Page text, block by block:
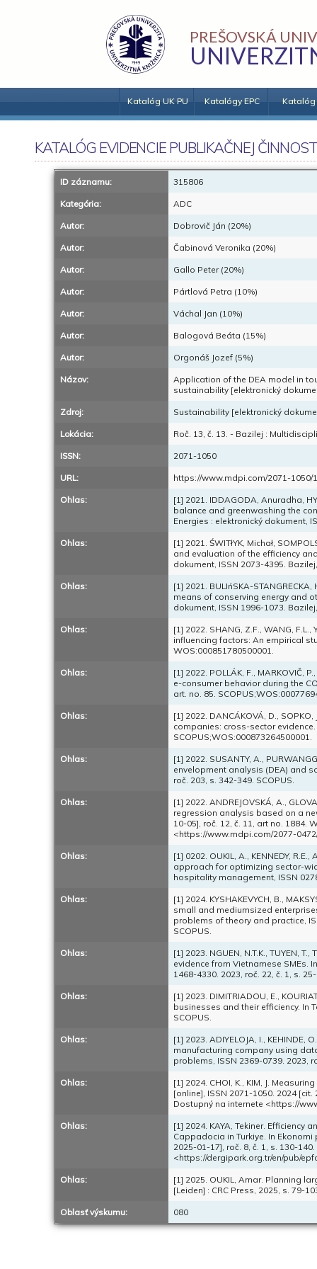
PREŠOVSKÁ
Katalóg UK PU Katalógy EPC Katalóg
KATALÓG EVIDENCIE PUBLIKAČNEJ
ID záznamu: 315806
Kategória: ADC
Autor: Dobrovič Ján (20%)
Autor: Čabinová Veronika (20%)
Autor: Gallo Peter (20%)
Autor: Pártlová Petra (10%)
Autor: Váchal Jan (10%)
Autor: Balogová Beáta (15%)
Autor: Orgonáš Jozef (5%)
Názov:
Application of the DEA model in
sustainability [elektronický
Zdroj: Sustainability [elektronický
Lokácia: Roč. 13, č. 13. - Bazilej :
ISSN: 2071-1050
URL: https://www.mdpi.com/2071-1050/
Ohlas:
[1] 2021. IDDAGODA, Anuradha,
balance and greenwashing the
Energies : elektronický dokument,
Ohlas:
[1] 2021. ŚWITłYK, Michał,
and evaluation of the efficiency
dokument, ISSN 2073-4395.
Ohlas:
[1] 2021. BULIńSKA-
means of conserving energy and
dokument, ISSN 1996-1073.
Ohlas:
[1] 2022. SHANG, Z.F., WANG,
influencing factors: An empirical
WOS:000851780500001.
Ohlas:
[1] 2022. POLLÁK, F., MARKOVIČ,
e-consumer behavior during the
art. no. 85.
Ohlas:
[1] 2022. DANCÁKOVÁ, D.,
companies: cross-sector evidence.
SCOPUS;WOS:000873264500001.
Ohlas:
[1] 2022. SUSANTY, A.,
envelopment analysis (DEA) and
roč. 203, s. 342-349. SCOPUS.
Ohlas:
[1] 2022. ANDREJOVSKÁ, A.,
regression analysis based on a
10-05], roč. 12, č. 11, art no. 1884.
<https://www.mdpi.com/2077-
Ohlas:
[1] 0202. OUKIL, A., KENNEDY,
approach for optimizing sector-
hospitality management, ISSN
Ohlas:
[1] 2024. KYSHAKEVYCH, B.,
small and mediumsized
problems of theory and practice,
SCOPUS.
Ohlas:
[1] 2023. NGUEN, N.T.K., TUYEN,
evidence from Vietnamese SMEs.
1468-4330. 2023, roč. 22, č. 1, s.
Ohlas:
[1] 2023. DIMITRIADOU, E.,
businesses and their efficiency. In
SCOPUS.
Ohlas:
[1] 2023. ADIYELOJA, I.,
manufacturing company using
problems, ISSN 2369-0739. 2023,
Ohlas:
[1] 2024. CHOI, K., KIM, J.
[online], ISSN 2071-1050. 2024
Dostupný na internete <https://
Ohlas:
[1] 2024. KAYA, Tekiner.
Cappadocia in Turkiye. In
2025-01-17], roč. 8, č. 1, s. 130-
<https://dergipark.org.tr/en/pub/
Ohlas:
[1] 2025. OUKIL, Amar. Planning
[Leiden] : CRC Press, 2025, s. 79-
Oblasť výskumu: 080